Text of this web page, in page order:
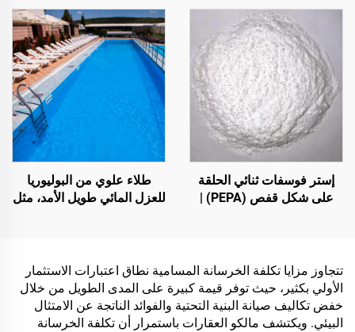
والخارجية
الطلاءات التبريدية الإشعاعية
أو في سيناريوهات أخرى
تتطلب خصائص مقاومة للماء
والزيوت
إستر فوسفات ثنائي الحلقة
على شكل قفص (PEPA) |
الفينيل (EVA)
طلاء علوي من البوليوريا
للعزل المائي طويل الأمد، مثل
تتجاوز مزايا تكلفة الخرسانة المسامية نطاق اعتبارات الاستثمار
الأولي بكثير، حيث توفر قيمة كبيرة على المدى الطويل من خلال
خفض تكاليف صيانة البنية التحتية والفوائد الناتجة عن الامتثال
البيئي. ويكتشف مالكو العقارات باستمرار أن تكلفة الخرسانة